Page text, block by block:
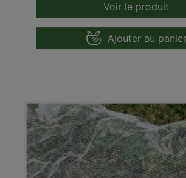
Voir le produit
Ajouter au panier